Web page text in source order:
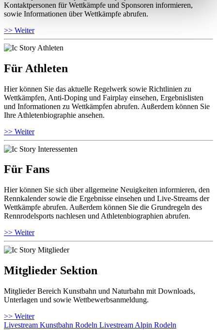
Kontaktpersonen für Wettkämpfe und Sponsoren informieren,
sowie Informationen über Wettkämpfe abrufen.
>> Weiter
Für Athleten
Hier können Sie das aktuelle Regelwerk sowie Richtlinien zu
Wettkämpfen, Anti-Doping und Fairplay einsehen, Ergebnislisten
und Informationen zu Wettkämpfen abrufen. Außerdem können Sie
Ihre Athletenbiographie ansehen.
>> Weiter
Für Fans
Hier können Sie sich über allgemeine Neuigkeiten informieren, den
Rennkalender sowie die Ergebnisse einsehen und Live-Streams der
Wettkämpfe abrufen. Außerdem können Sie die Grundregeln des
Rennrodelsports nachlesen und Athletenbiographien abrufen.
>> Weiter
Mitglieder Sektion
Mitglieder Bereich Kunstbahn und Naturbahn mit Downloads,
Unterlagen und sowie Wettbewerbsanmeldung.
>> Weiter
Livestream Kunstbahn Rodeln Livestream Alpin Rodeln